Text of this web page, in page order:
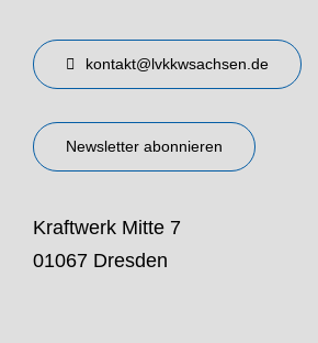
kontakt@lvkkwsachsen.de
Newsletter abonnieren
Kraftwerk Mitte 7
01067 Dresden